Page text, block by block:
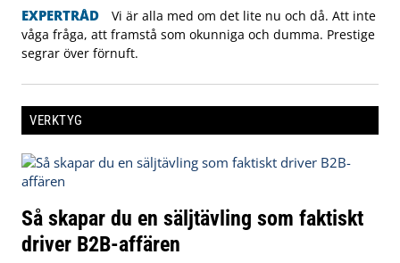
EXPERTRÅD
Vi är alla med om det lite nu och då. Att inte
våga fråga, att framstå som okunniga och dumma. Prestige
segrar över förnuft.
VERKTYG
Så skapar du en säljtävling som faktiskt
driver B2B-affären